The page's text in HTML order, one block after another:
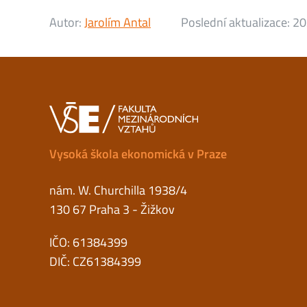
Autor:Jarolím Antal Poslední aktualizace:
Vysoká škola ekonomická v Praze
nám. W. Churchilla 1938/4
130 67 Praha 3 - Žižkov
IČO: 61384399
DIČ: CZ61384399